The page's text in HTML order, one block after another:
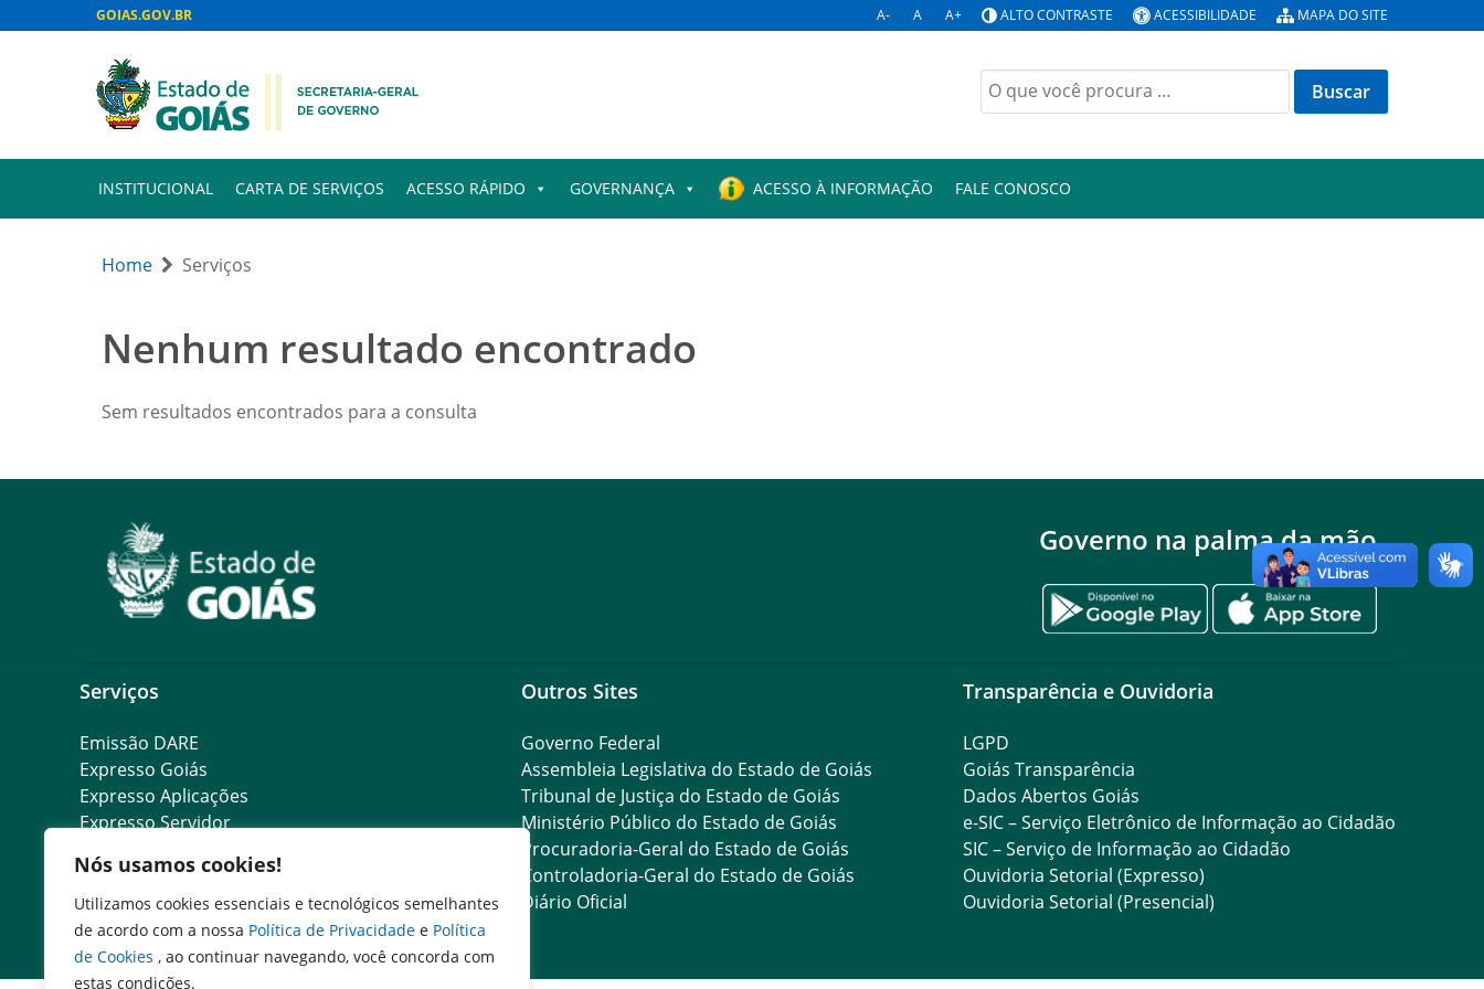
Nós usamos cookies!
Utilizamos cookies essenciais e tecnológicos semelhantes
de acordo com a nossa Política de Privacidade e Política
de Cookies , ao continuar navegando, você concorda com
estas condições.
GOIAS.GOV.BR A- A A+ ALTO CONTRASTE ACESSIBILIDADE MAPA DO SITE
Buscar
por:
INSTITUCIONAL CARTA DE SERVIÇOS ACESSO RÁPIDO GOVERNANÇA ACESSO À INFORMAÇÃO FALE CONOSCO
Home Serviços
Nenhum resultado encontrado
Sem resultados encontrados para a consulta
Governo na palma da mão
Serviços
Emissão DARE
Expresso Goiás
Expresso Aplicações
Expresso Servidor
Cadastro de Autoridades
Escola de Governo
Agenda de Autoridades
Outros Sites
Governo Federal
Assembleia Legislativa do Estado de Goiás
Tribunal de Justiça do Estado de Goiás
Ministério Público do Estado de Goiás
Procuradoria-Geral do Estado de Goiás
Controladoria-Geral do Estado de Goiás
Diário Oficial
Transparência e Ouvidoria
LGPD
Goiás Transparência
Dados Abertos Goiás
e-SIC – Serviço Eletrônico de Informação ao Cidadão
SIC – Serviço de Informação ao Cidadão
Ouvidoria Setorial (Expresso)
Ouvidoria Setorial (Presencial)